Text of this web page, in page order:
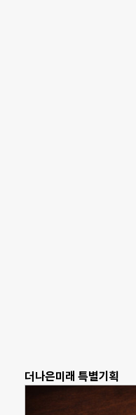
더나은미래 특별기획